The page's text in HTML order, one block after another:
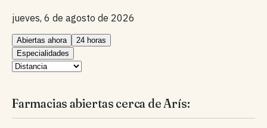
jueves, 6 de agosto de 2026
Abiertas ahora
24 horas
Especialidades
Farmacias abiertas cerca de Arís: